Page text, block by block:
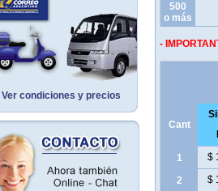
Ver condiciones y precios
500
o más
-
Cant
1 $
2 $